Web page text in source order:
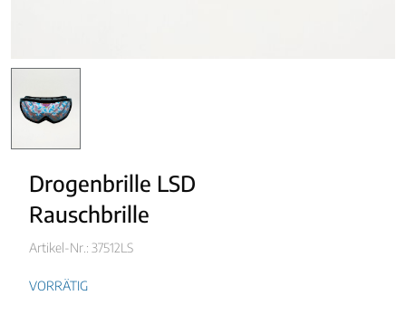
Drogenbrille LSD
Rauschbrille
Artikel-Nr.: 37512LS
VORRÄTIG